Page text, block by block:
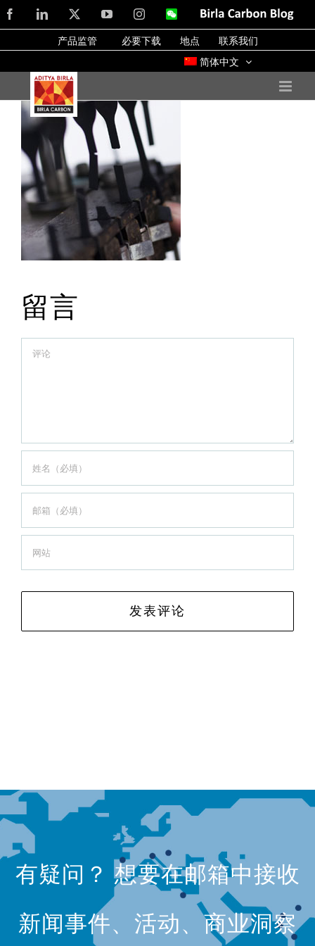
Skip
to
content
FacebookLinkedIn YouTubeInstagramWeChatBirla
Blog
产品监管 必要下载 地点
联系我们
简体中文
留言
Comment
有疑问？ 想要在邮箱中接收
新闻事件、活动、商业洞察